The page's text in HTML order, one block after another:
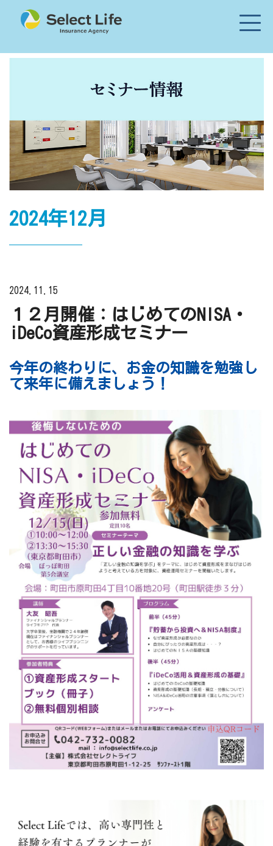
2024年12月
2024.11.15
１２月開催：はじめてのNISA・
iDeCo資産形成セミナー
今年の終わりに、お金の知識を勉強し
て来年に備えましょう！